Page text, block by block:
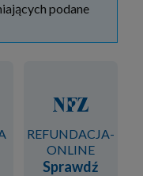
podane
REFUNDACJA-
ONLINE
Sprawdź